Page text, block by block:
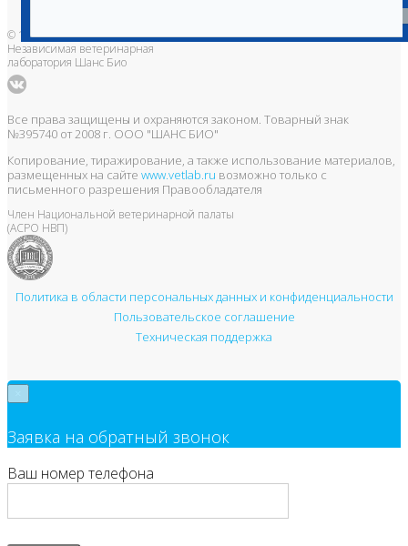
© 1996-2026
Независимая ветеринарная
лаборатория Шанс Био
Все права защищены и охраняются законом. Товарный знак
№395740 от 2008 г. ООО "ШАНС БИО"
Копирование, тиражирование, а также использование материалов,
размещенных на сайте www.vetlab.ru возможно только с
письменного разрешения Правообладателя
Член Национальной ветеринарной палаты
(АСРО НВП)
Политика в области персональных данных и конфиденциальности
Пользовательское соглашение
Техническая поддержка
Заявка на обратный звонок
Ваш номер телефона